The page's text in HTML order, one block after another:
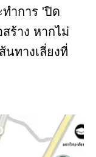
ำการ 'ปิด
ร้าง หากไม่
ทางเลี่ยงที่